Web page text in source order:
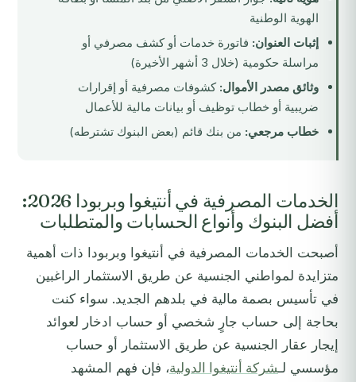
الهوية الوطنية
إثبات العنوان: فاتورة خدمات أو كشف مصرفي أو
مراسلة حكومية (خلال 3 أشهر الأخيرة)
وثائق مصدر الأموال: كشوفات مصرفية أو إقرارات
ضريبية أو خطاب توظيف أو بيانات مالية للأعمال
خطاب مرجعي: من بنك قائم (بعض البنوك تشترطه)
الخدمات المصرفية في أنتيغوا وبربودا 2026:
أفضل البنوك وأنواع الحسابات والمتطلبات
أصبحت الخدمات المصرفية في أنتيغوا وبربودا ذات أهمية
متزايدة لمواطني الجنسية عن طريق الاستثمار الراغبين
في تأسيس بصمة مالية في بلدهم الجديد. سواء كنت
بحاجة إلى حساب جارٍ شخصي أو حساب ادخار لعوائد
إيجار عقار الجنسية عن طريق الاستثمار أو حساب
مؤسسي لـشركة أنتيغوا الدولية، فإن فهم المشهد